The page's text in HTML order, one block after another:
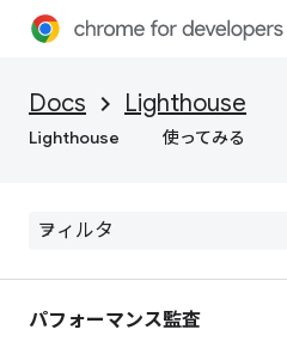
Docs Lighthouse
Lighthouse 使ってみる
パフォーマンス監査